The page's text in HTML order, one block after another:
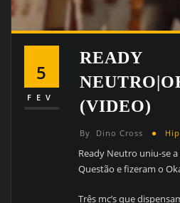
5
FEV
READY
(VIDEO)
By Dino Cross
Ready Neutro uniu-se
Questão e fizeram o
Três mc’s que